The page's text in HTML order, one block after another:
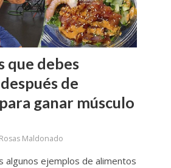
que debes
de
ganar músculo
Maldonado
algunos ejemplos de alimentos